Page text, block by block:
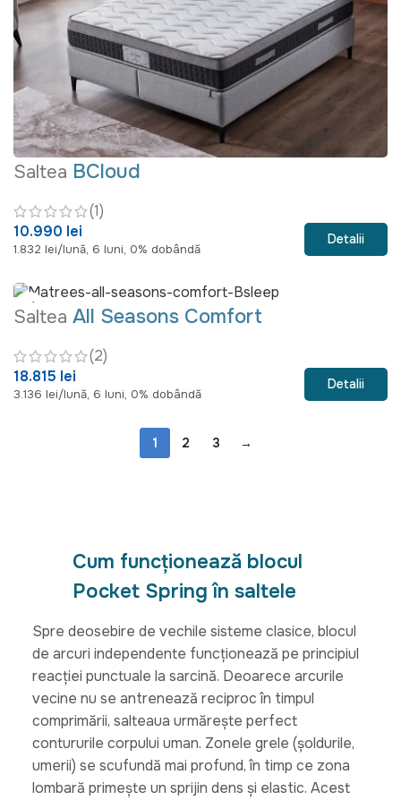
Saltea BCloud
(1)
10.990 lei
1.832 lei/lună, 6 luni, 0% dobândă
Detalii
Saltea All Seasons Comfort
(2)
18.815 lei
3.136 lei/lună, 6 luni, 0% dobândă
Detalii
1 2 3 →
Cum funcționează blocul
Pocket Spring în saltele
Spre deosebire de vechile sisteme clasice, blocul
de arcuri independente funcționează pe principiul
reacției punctuale la sarcină. Deoarece arcurile
vecine nu se antrenează reciproc în timpul
comprimării, salteaua urmărește perfect
contururile corpului uman. Zonele grele (șoldurile,
umerii) se scufundă mai profund, în timp ce zona
lombară primește un sprijin dens și elastic. Acest